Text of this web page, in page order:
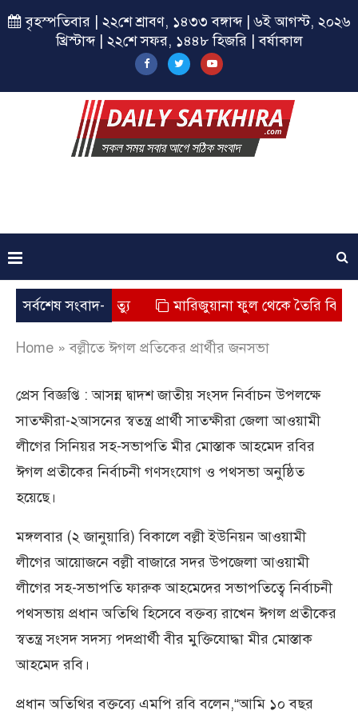
বৃহস্পতিবার | ২২শে শ্রাবণ, ১৪৩৩ বঙ্গাব্দ | ৬ই আগস্ট, ২০২৬
খ্রিস্টাব্দ | ২২শে সফর, ১৪৪৮ হিজরি | বর্ষাকাল
সর্বশেষ সংবাদ-
শিশুর মৃত্যু মারিজুয়ানা ফুল থেকে তৈরি বিশেষ
Home »বল্লীতে ঈগল প্রতিকের প্রার্থীর জনসভা
প্রেস বিজ্ঞপ্তি : আসন্ন দ্বাদশ জাতীয় সংসদ নির্বাচন উপলক্ষে
সাতক্ষীরা-২আসনের স্বতন্ত্র প্রার্থী সাতক্ষীরা জেলা আওয়ামী
লীগের সিনিয়র সহ-সভাপতি মীর মোস্তাক আহমেদ রবির
ঈগল প্রতীকের নির্বাচনী গণসংযোগ ও পথসভা অনুষ্ঠিত
হয়েছে।
মঙ্গলবার (২ জানুয়ারি) বিকালে বল্লী ইউনিয়ন আওয়ামী
লীগের আয়োজনে বল্লী বাজারে সদর উপজেলা আওয়ামী
লীগের সহ-সভাপতি ফারুক আহমেদের সভাপতিত্বে নির্বাচনী
পথসভায় প্রধান অতিথি হিসেবে বক্তব্য রাখেন ঈগল প্রতীকের
স্বতন্ত্র সংসদ সদস্য পদপ্রার্থী বীর মুক্তিযোদ্ধা মীর মোস্তাক
আহমেদ রবি।
প্রধান অতিথির বক্তব্যে এমপি রবি বলেন,“আমি ১০ বছর